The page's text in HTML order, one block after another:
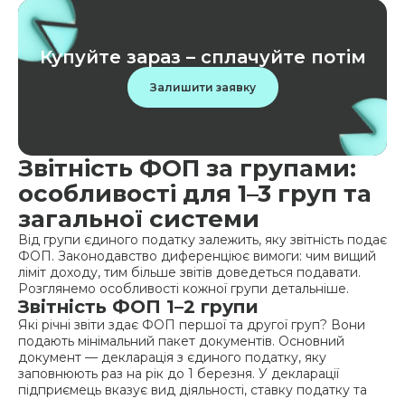
Купуйте зараз – сплачуйте потім
Залишити заявку
Звітність ФОП за групами:
особливості для 1–3 груп та
загальної системи
Від групи єдиного податку залежить, яку звітність подає
ФОП. Законодавство диференціює вимоги: чим вищий
ліміт доходу, тим більше звітів доведеться подавати.
Розглянемо особливості кожної групи детальніше.
Звітність ФОП 1–2 групи
Які річні звіти здає ФОП першої та другої груп? Вони
подають мінімальний пакет документів. Основний
документ — декларація з єдиного податку, яку
заповнюють раз на рік до 1 березня. У декларації
підприємець вказує вид діяльності, ставку податку та